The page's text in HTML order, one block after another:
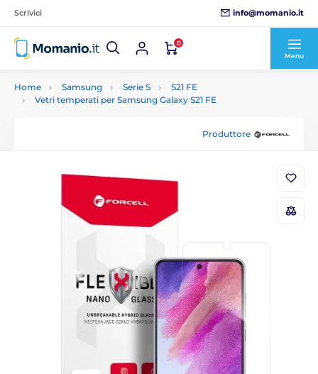
Scrivici info@momanio.it
0
Menu
Home Samsung Serie S
S21 FE
Vetri temperati per Samsung Galaxy S21 FE
Produttore